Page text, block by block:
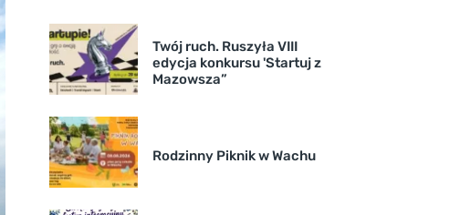
Twój ruch. Ruszyła VIII
edycja konkursu 'Startuj z
Mazowsza”
Rodzinny Piknik w Wachu